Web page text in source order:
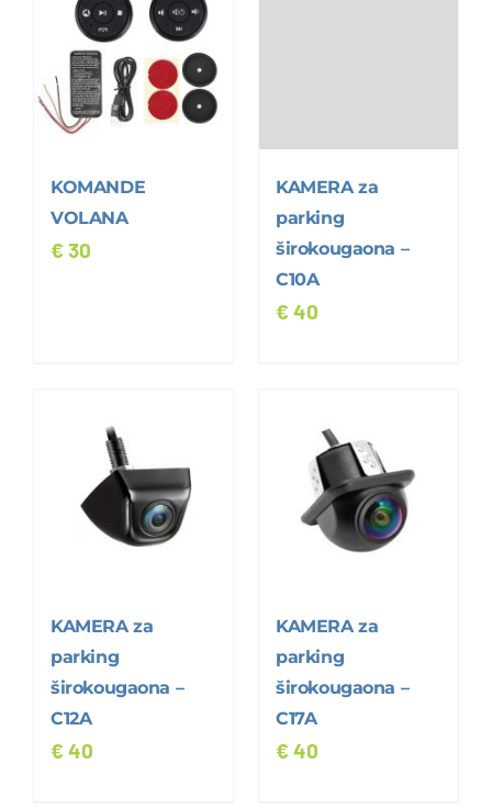
KOMANDE
VOLANA
€ 30
KAMERA za
parking
širokougaona –
C10A
€ 40
KAMERA za
parking
širokougaona –
C12A
€ 40
KAMERA za
parking
širokougaona –
C17A
€ 40